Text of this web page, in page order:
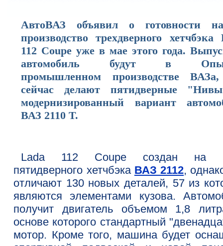
АвтоВАЗ объявил о готовности
производство трехдверного хетчбэка
112 Coupe уже в мае этого года.
автомобиль будут в
промышленном производстве
сейчас делают пятидверные
модернизированный вариант
ВАЗ 2110 Т.
Lada 112 Coupe создан на
пятидверного хетчбэка ВАЗ 2112,
отличают 130 новых деталей, 57 из
являются элементами кузова.
получит двигатель объемом 1,8
основе которого стандартный
мотор. Кроме того, машина будет